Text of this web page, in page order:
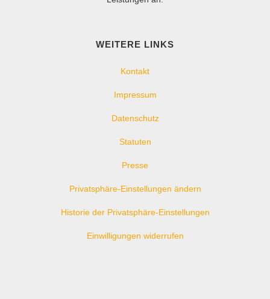
WEITERE LINKS
Kontakt
Impressum
Datenschutz
Statuten
Presse
Privatsphäre-Einstellungen ändern
Historie der Privatsphäre-Einstellungen
Einwilligungen widerrufen